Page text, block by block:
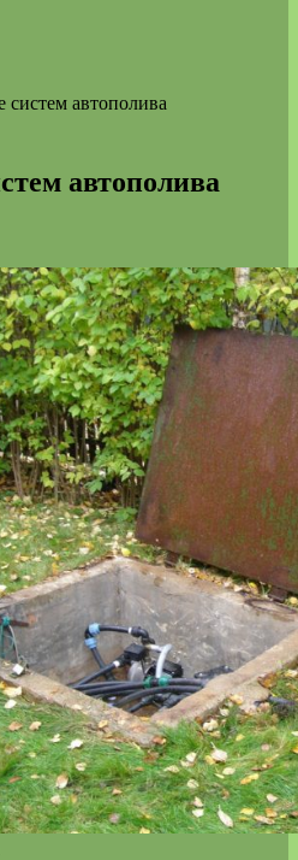
автополива
автополива